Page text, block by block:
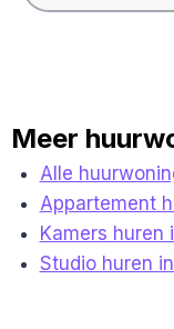
Meer
Alle
Appartement
Kamers huren
Studio huren